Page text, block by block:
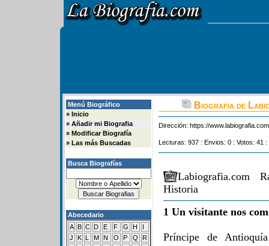
Menú Biográfico
» Inicio
» Añadir mi Biografia
» Modificar Biografía
» Las más Buscadas
Busca Biografías
Abecedario
A B C D E F G H
I
J
K L M N O P Q
R
Biografia de
Dirección: https://
Lecturas: 937 : Envios: 0 : Votos: 41
Labiografia.com
Historia
1 Un visitante nos
Príncipe de